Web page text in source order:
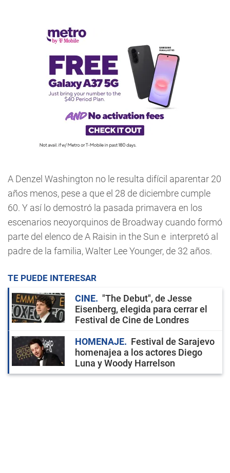
A Denzel Washington no le resulta difícil aparentar 20
años menos, pese a que el 28 de diciembre cumple
60. Y así lo demostró la pasada primavera en los
escenarios neoyorquinos de Broadway cuando formó
parte del elenco de A Raisin in the Sun e interpretó al
padre de la familia, Walter Lee Younger, de 32 años.
TE PUEDE INTERESAR
CINE
"The Debut", de Jesse
Eisenberg, elegida para cerrar el
Festival de Cine de Londres
HOMENAJE
Festival de Sarajevo
homenajea a los actores Diego
Luna y Woody Harrelson